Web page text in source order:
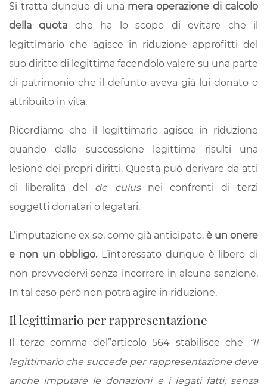
Si tratta dunque di una mera operazione di calcolo
della quota che ha lo scopo di evitare che il
legittimario che agisce in riduzione approfitti del
suo diritto di legittima facendolo valere su una parte
di patrimonio che il defunto aveva già lui donato o
attribuito in vita.
Ricordiamo che il legittimario agisce in riduzione
quando dalla successione legittima risulti una
lesione dei propri diritti. Questa può derivare da atti
di liberalità del de cuiusnei confronti di terzi
soggetti donatari o legatari.
L’imputazione ex se, come già anticipato, è un onere
e non un obbligo.L’interessato dunque è libero di
non provvedervi senza incorrere in alcuna sanzione.
In tal caso però non potrà agire in riduzione.
Il legittimario per rappresentazione
Il terzo comma del”articolo 564 stabilisce che
“Il
legittimario che succede per rappresentazione deve
anche imputare le donazioni e i legati fatti, senza